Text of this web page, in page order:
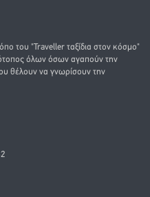
του "Traveller ταξίδια στον κόσμο"
όλων όσων αγαπούν την
θέλουν να γνωρίσουν την